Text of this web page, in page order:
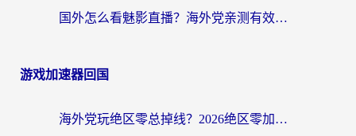
国外怎么看魅影直播？海外党亲测有效的回国加速指南（附听歌、看央视VIP技巧）
游戏加速器回国
海外党玩绝区零总掉线？2026绝区零加速器推荐+跨平台国服游戏加速攻略